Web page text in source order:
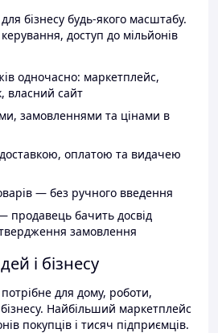
бізнесу будь-якого масштабу.
доступ до мільйонів
одночасно: маркетплейс,
власний сайт
замовленнями та цінами в
доставкою, оплатою та видачею
— без ручного введення
продавець бачить досвід
замовлення
і бізнесу
для дому, роботи,
Найбільший маркетплейс
покупців і тисяч підприємців.